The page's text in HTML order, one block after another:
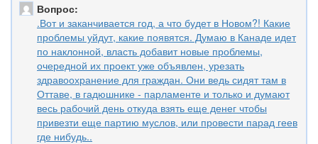
Вопрос:
.Вот и заканчивается год, а что будет в Новом?! Какие
проблемы уйдут, какие появятся. Думаю в Канаде идет
по наклонной, власть добавит новые проблемы,
очередной их проект уже объявлен, урезать
здравоохранение для граждан. Они ведь сидят там в
Оттаве, в гадюшнике - парламенте и только и думают
весь рабочий день откуда взять еще денег чтобы
привезти еще партию муслов, или провести парад геев
где нибудь..